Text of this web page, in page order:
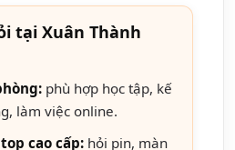
tại Xuân Thành
phù hợp học tập, kế
làm việc online.
cao cấp: hỏi pin, màn